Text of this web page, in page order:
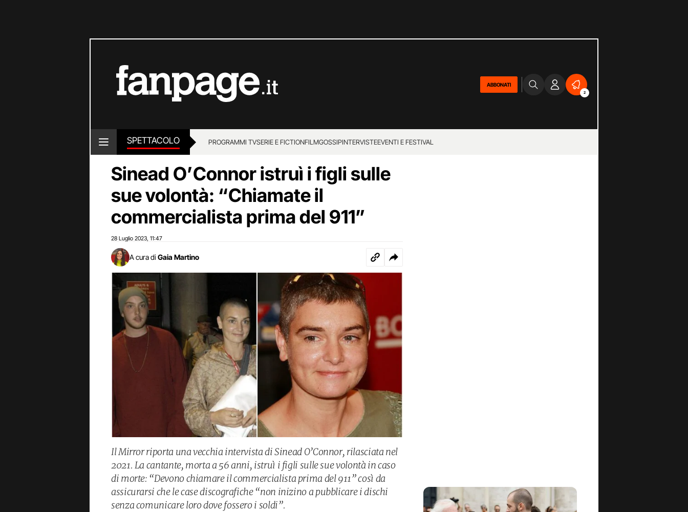
ABBONATI
2
SPETTACOLO PROGRAMMI TVSERIE E FICTIONFILMGOSSIPINTERVISTEEVENTI E FESTIVAL
Sinead O’Connor istruì i figli sulle
sue volontà: “Chiamate il
commercialista prima del 911”
28 Luglio 2023 11:47
A cura di Gaia Martino
Il Mirror riporta una vecchia intervista di Sinead O’Connor, rilasciata nel
2021. La cantante, morta a 56 anni, istruì i figli sulle sue volontà in caso
di morte: “Devono chiamare il commercialista prima del 911” così da
assicurarsi che le case discografiche “non inizino a pubblicare i dischi
senza comunicare loro dove fossero i soldi”.